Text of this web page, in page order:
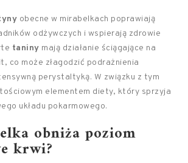
obecne w mirabelkach poprawiają
odżywczych i wspierają zdrowie
taniny mają działanie ściągające na
co może złagodzić podrażnienia
perystaltyką. W związku z tym
elementem diety, który sprzyja
układu pokarmowego.
obniża poziom
krwi?